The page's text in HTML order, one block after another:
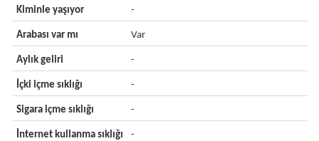
Kiminle yaşıyor -
Arabası var mı Var
Aylık geliri -
İçki içme sıklığı -
Sigara içme sıklığı -
İnternet kullanma sıklığı -